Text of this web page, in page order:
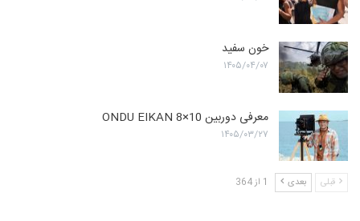
خون سفید
۱۴۰۵/۰۴/۰۷
معرفی دوربین ONDU EIKAN 8×10
۱۴۰۵/۰۳/۲۷
قبلی بعدی 1 از 364